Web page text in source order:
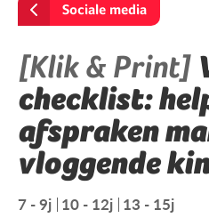
Sociale media
[Klik & Print]
checklist:
afspraken
vloggende
7 - 9j 10 - 12j 13 - 15j